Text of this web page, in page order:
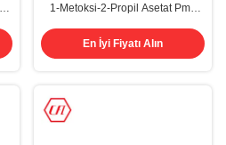
1-Metoksi-2-Propil Asetat Pma
65-6
En İyi Fiyatı Alın